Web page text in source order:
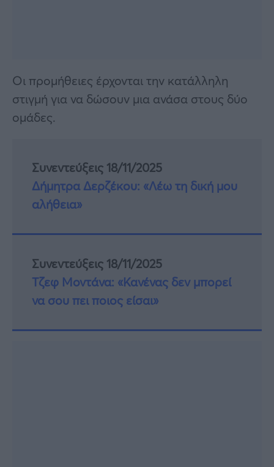
Οι προμήθειες έρχονται την κατάλληλη
στιγμή για να δώσουν μια ανάσα στους δύο
ομάδες.
Συνεντεύξεις 18/11/2025
Δήμητρα Δερζέκου: «Λέω τη δική μου
αλήθεια»
Συνεντεύξεις 18/11/2025
Τζεφ Μοντάνα: «Κανένας δεν μπορεί
να σου πει ποιος είσαι»